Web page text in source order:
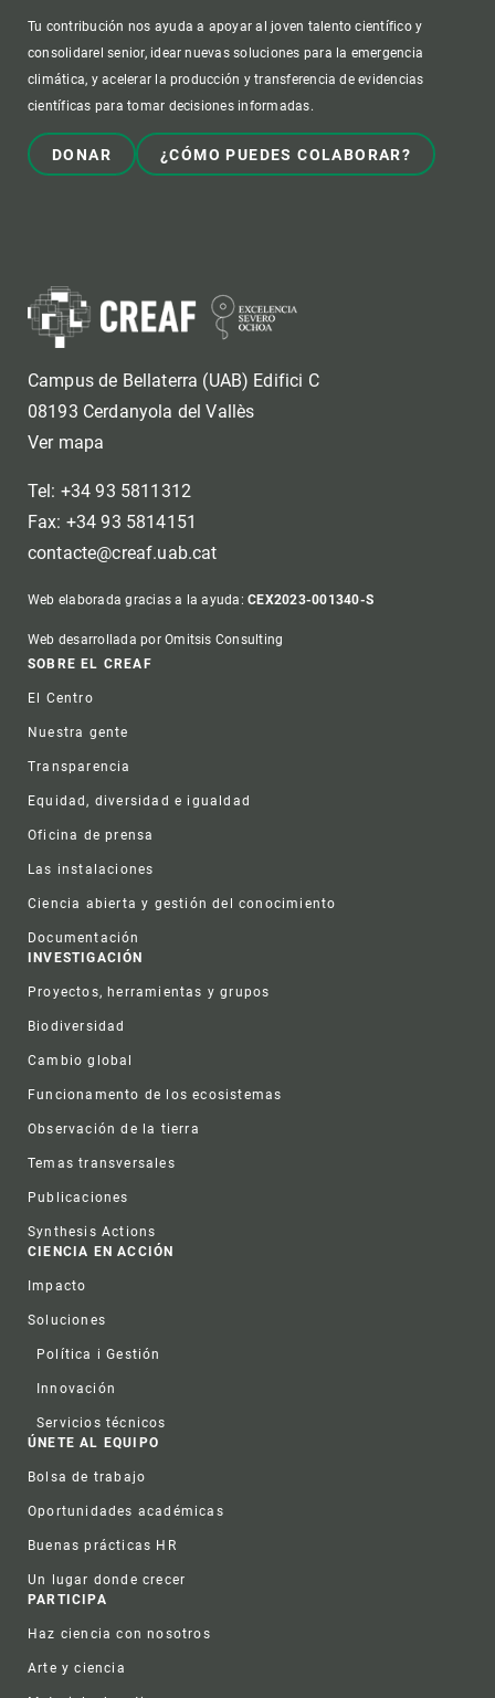
Tu contribución nos ayuda a apoyar al joven talento científico y
consolidarel senior, idear nuevas soluciones para la emergencia
climática, y acelerar la producción y transferencia de evidencias
científicas para tomar decisiones informadas.
DONAR ¿CÓMO PUEDES COLABORAR?
Campus de Bellaterra (UAB) Edifici C
08193 Cerdanyola del Vallès
Ver mapa
Tel: +34 93 5811312
Fax: +34 93 5814151
contacte@creaf.uab.cat
Web elaborada gracias a la ayuda:CEX2023-001340-S
Web desarrollada por Omitsis Consulting
Footer
SOBRE EL CREAF
El Centro
Nuestra gente
Transparencia
Equidad, diversidad e igualdad
Oficina de prensa
Las instalaciones
Ciencia abierta y gestión del conocimiento
Documentación
INVESTIGACIÓN
Proyectos, herramientas y grupos
Biodiversidad
Cambio global
Funcionamento de los ecosistemas
Observación de la tierra
Temas transversales
Publicaciones
Synthesis Actions
CIENCIA EN ACCIÓN
Impacto
Soluciones
Política i Gestión
Innovación
Servicios técnicos
ÚNETE AL EQUIPO
Bolsa de trabajo
Oportunidades académicas
Buenas prácticas HR
Un lugar donde crecer
PARTICIPA
Haz ciencia con nosotros
Arte y ciencia